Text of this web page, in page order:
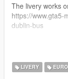
The livery works
https://www.gta5-
dublin-bus
If you have any
If you like it,
LIVERY